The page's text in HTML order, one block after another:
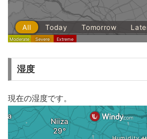
湿度
現在の湿度です。